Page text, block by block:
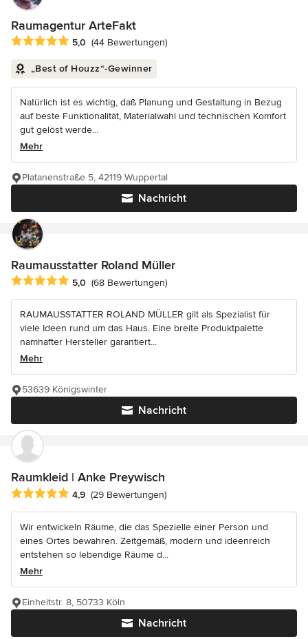
Raumagentur ArteFakt
Durchschnittliche Bewertung: 5 von 5 Sternen
5,0 (44 Bewertungen)
„Best of Houzz“-Gewinner
Natürlich ist es wichtig, daß Planung und Gestaltung in Bezug
auf beste Funktionalität, Materialwahl und technischen Komfort
gut gelöst werde...
Mehr
Nachricht
Platanenstraße 5, 42119 Wuppertal
Raumausstatter Roland Müller
Durchschnittliche Bewertung: 5 von 5 Sternen
5,0 (68 Bewertungen)
RAUMAUSSTATTER ROLAND MÜLLER gilt als Spezialist für
viele Ideen rund um das Haus. Eine breite Produktpalette
namhafter Hersteller garantiert...
Mehr
Nachricht
53639 Königswinter
Raumkleid | Anke Preywisch
Durchschnittliche Bewertung: 4.9 von 5 Sternen
4,9 (29 Bewertungen)
Wir entwickeln Räume, die das Spezielle einer Person und
eines Ortes bewahren. Zeitgemäß, modern und ideenreich
entstehen so lebendige Räume d...
Mehr
Nachricht
Einheitstr. 8, 50733 Köln